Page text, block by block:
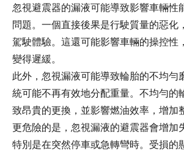
忽視避震器的漏液可能導致影響車輛性
問題。一個直接後果是行駛質量的惡化
駕駛體驗。這還可能影響車輛的操控性
變得遲緩。
此外，忽視漏液可能導致輪胎的不均勻
統可能不再有效地分配重量。不均勻的
致昂貴的更換，並影響燃油效率，增加
更危險的是，忽視漏液的避震器會增加
特別是在突然停車或急轉彎時。受損的